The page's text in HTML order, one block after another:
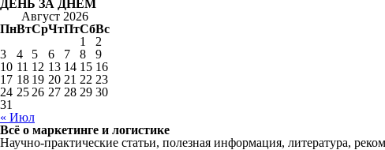
ДЕНЬ ЗА ДНЁМ
Август 2026
ПнВтСрЧтПтСбВс
1
2
3
4 5 6 7 8
9
10 11 12 13 14 15 16
17 18 19 20 21 22 23
24 25 26 27 28 29 30
31
« Июл
Всё о маркетинге и логистике
Научно-практические статьи, полезная информация, литература,